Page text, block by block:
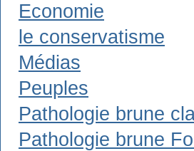
Economie
le conservatisme
Médias
Peuples
Pathologie brune
Pathologie brune